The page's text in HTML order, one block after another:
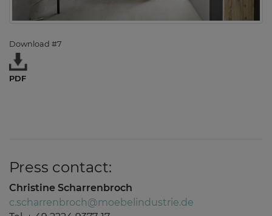
Download #7
PDF
Press contact:
Christine Scharrenbroch
c.scharrenbroch@moebelindustrie.de